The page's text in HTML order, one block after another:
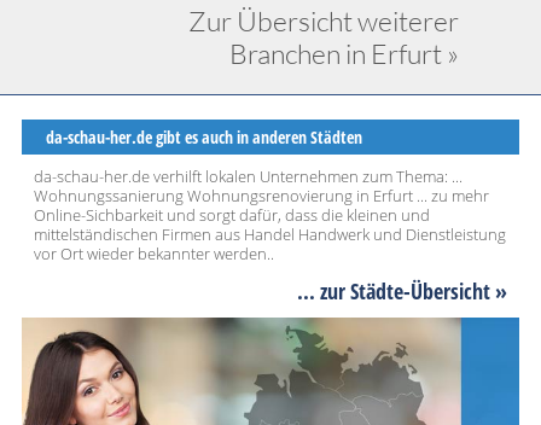
Zur Übersicht weiterer
Branchen in Erfurt »
da-schau-her.de gibt es auch in anderen Städten
da-schau-her.de verhilft lokalen Unternehmen zum Thema: ...
Wohnungssanierung Wohnungsrenovierung in Erfurt ... zu mehr
Online-Sichbarkeit und sorgt dafür, dass die kleinen und
mittelständischen Firmen aus Handel Handwerk und Dienstleistung
vor Ort wieder bekannter werden..
... zur Städte-Übersicht »